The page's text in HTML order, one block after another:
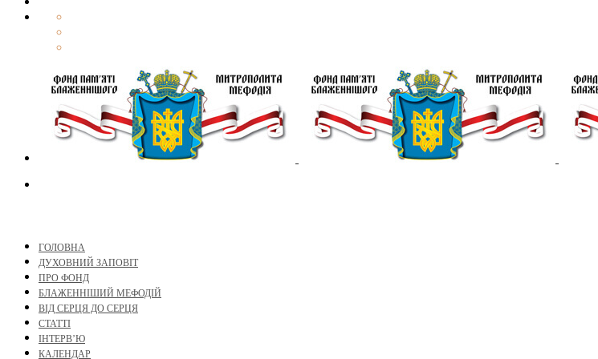
ГОЛОВНА
ДУХОВНИЙ ЗАПОВІТ
ПРО ФОНД
БЛАЖЕННІШИЙ МЕФОДІЙ
ВІД СЕРЦЯ ДО СЕРЦЯ
СТАТТІ
ІНТЕРВ’Ю
КАЛЕНДАР